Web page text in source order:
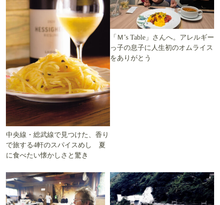
中央線・総武線で見つけた、香り
で旅する4軒のスパイスめし 夏
に食べたい懐かしさと驚き
「Ｍ’s Table」さんへ。アレルギー
っ子の息子に人生初のオムライス
をありがとう